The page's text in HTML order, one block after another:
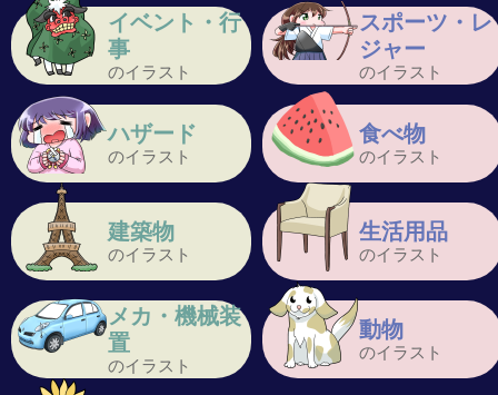
イベント・行
事
のイラスト
スポーツ・レ
ジャー
のイラスト
ハザード
のイラスト
食べ物
のイラスト
建築物
のイラスト
生活用品
のイラスト
メカ・機械装
置
のイラスト
動物
のイラスト